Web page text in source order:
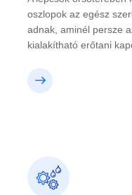
oszlopok az egész
adnak, aminél persze
kialakítható erőtani